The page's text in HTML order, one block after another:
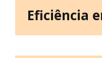
Eficiência